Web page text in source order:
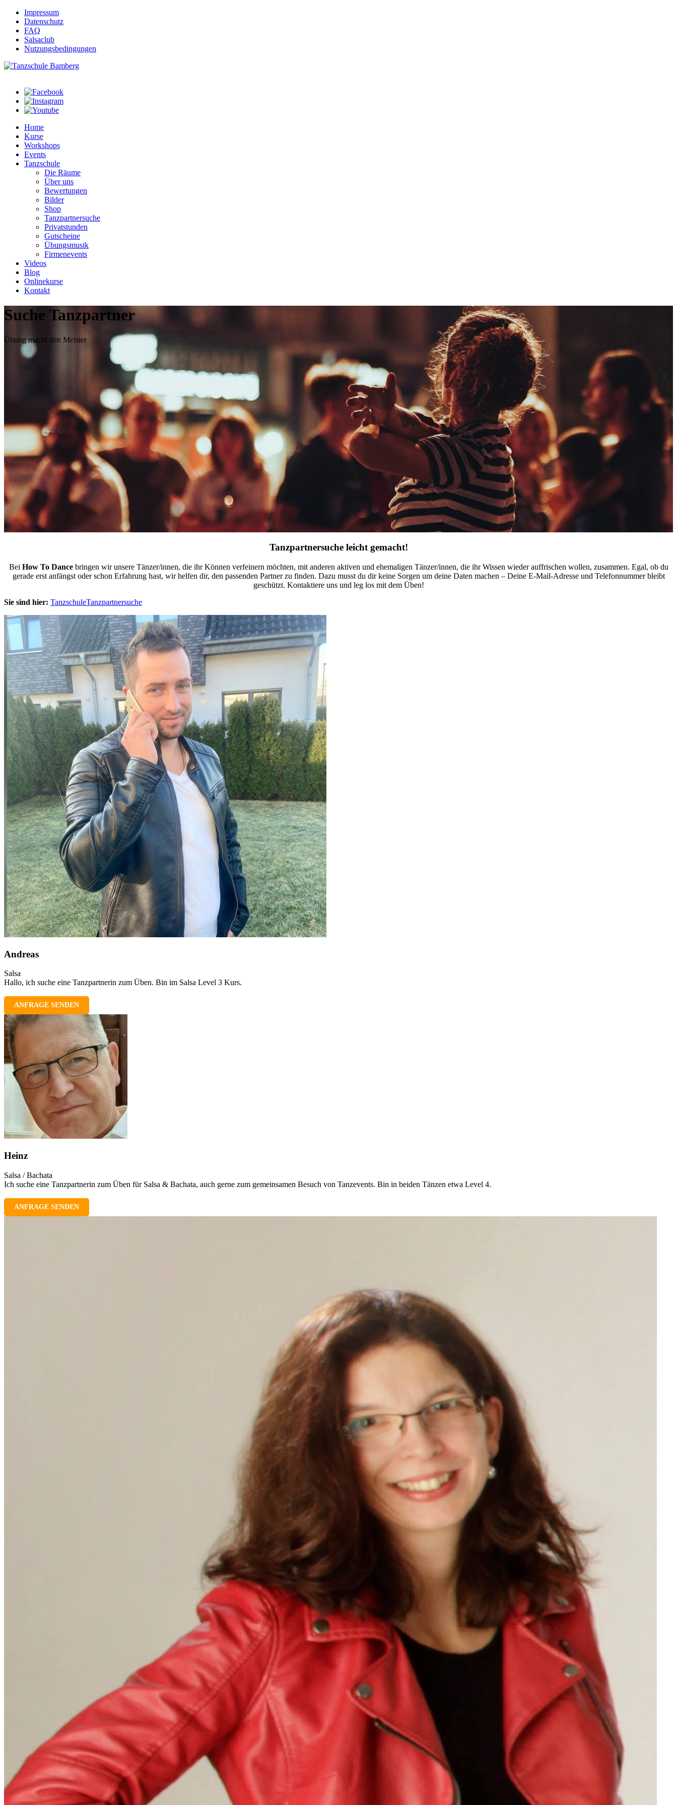
Impressum
Datenschutz
FAQ
Salsaclub
Nutzungsbedingungen
Home
Kurse
Workshops
Events
Tanzschule
Die Räume
Über uns
Bewertungen
Bilder
Shop
Tanzpartnersuche
Privatstunden
Gutscheine
Übungsmusik
Firmenevents
Videos
Blog
Onlinekurse
Kontakt
Suche Tanzpartner
Übung macht den Meister
Tanzpartnersuche leicht gemacht!
Bei How To Dancebringen wir unsere Tänzer/innen, die ihr Können verfeinern möchten, mit anderen aktiven und ehemaligen Tänzer/innen, die ihr Wissen wieder auffrischen wollen, zusammen. Egal, ob du
gerade erst anfängst oder schon Erfahrung hast, wir helfen dir, den passenden Partner zu finden. Dazu musst du dir keine Sorgen um deine Daten machen – Deine E-Mail-Adresse und Telefonnummer bleibt
geschützt. Kontaktiere uns und leg los mit dem Üben!
Sie sind hier: TanzschuleTanzpartnersuche
Andreas
Salsa
Hallo, ich suche eine Tanzpartnerin zum Üben. Bin im Salsa Level 3 Kurs.
ANFRAGE SENDEN
Heinz
Salsa / Bachata
Ich suche eine Tanzpartnerin zum Üben für Salsa & Bachata, auch gerne zum gemeinsamen Besuch von Tanzevents. Bin in beiden Tänzen etwa Level 4.
ANFRAGE SENDEN